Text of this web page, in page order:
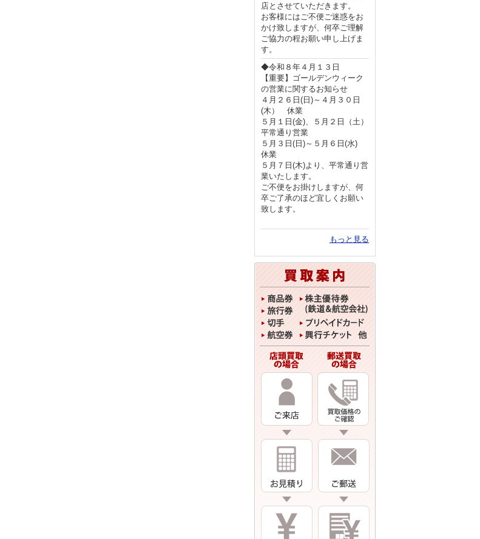
店とさせていただきます。
お客様にはご不便ご迷惑をお
かけ致しますが、何卒ご理解
ご協力の程お願い申し上げま
す。
◆令和８年４月１３日
【重要】ゴールデンウィーク
の営業に関するお知らせ
４月２６日(日)～４月３０日
(木） 休業
５月１日(金)、５月２日（土）
平常通り営業
５月３日(日)～５月６日(水)
休業
５月７日(木)より、平常通り営
業いたします。
ご不便をお掛けしますが、何
卒ご了承のほど宜しくお願い
致します。
もっと見る